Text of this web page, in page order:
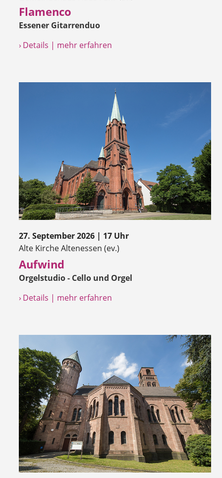
Flamenco
Essener Gitarrenduo
› Details | mehr erfahren
27. September 2026 | 17 Uhr
Alte Kirche Altenessen (ev.)
Aufwind
Orgelstudio - Cello und Orgel
› Details | mehr erfahren